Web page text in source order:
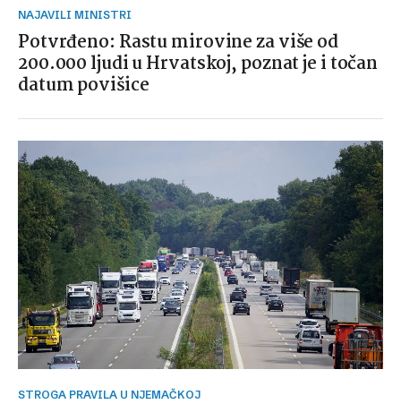
NAJAVILI MINISTRI
Potvrđeno: Rastu mirovine za više od
200.000 ljudi u Hrvatskoj, poznat je i točan
datum povišice
STROGA PRAVILA U NJEMAČKOJ